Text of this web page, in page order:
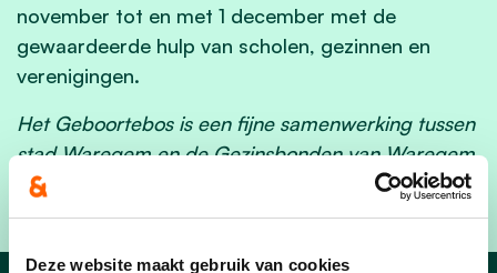
Deze website maakt gebruik van cookies
november tot en met 1 december met de
gewaardeerde hulp van scholen, gezinnen en
verenigingen.
Het Geboortebos is een fijne samenwerking tussen
stad Waregem en de Gezinsbonden van Waregem,
Beveren-Leie, Desselgem en Sint-Eloois-Vijve.